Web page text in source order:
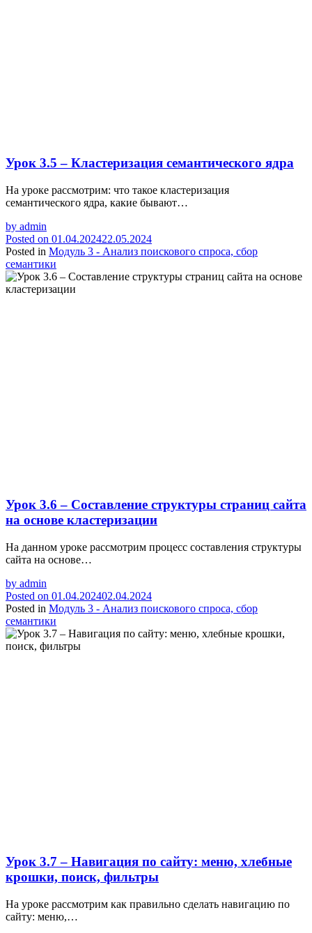
Урок 3.5 – Кластеризация семантического ядра
На уроке рассмотрим: что такое кластеризация
семантического ядра, какие бывают…
by admin
Posted on 01.04.202422.05.2024
Posted in Модуль 3 - Анализ поискового спроса, сбор
семантики
Урок 3.6 – Составление структуры страниц сайта
на основе кластеризации
На данном уроке рассмотрим процесс составления структуры
сайта на основе…
by admin
Posted on 01.04.202402.04.2024
Posted in Модуль 3 - Анализ поискового спроса, сбор
семантики
Урок 3.7 – Навигация по сайту: меню, хлебные
крошки, поиск, фильтры
На уроке рассмотрим как правильно сделать навигацию по
сайту: меню,…